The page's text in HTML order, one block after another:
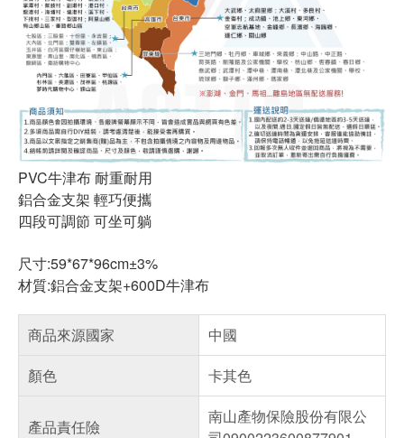
PVC牛津布 耐重耐用
鋁合金支架 輕巧便攜
四段可調節 可坐可躺
尺寸:59*67*96cm±3%
材質:鋁合金支架+600D牛津布
商品來源國家
中國
顏色
卡其色
產品責任險
南山產物保險股份有限公